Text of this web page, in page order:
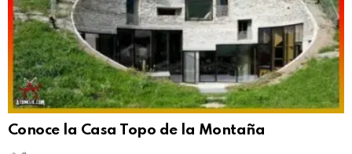
Conoce la Casa Topo de la Montaña